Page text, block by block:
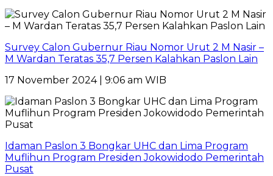
Survey Calon Gubernur Riau Nomor Urut 2 M Nasir –
M Wardan Teratas 35,7 Persen Kalahkan Paslon Lain
17 November 2024 | 9:06 am WIB
Idaman Paslon 3 Bongkar UHC dan Lima Program
Muflihun Program Presiden Jokowidodo Pemerintah
Pusat